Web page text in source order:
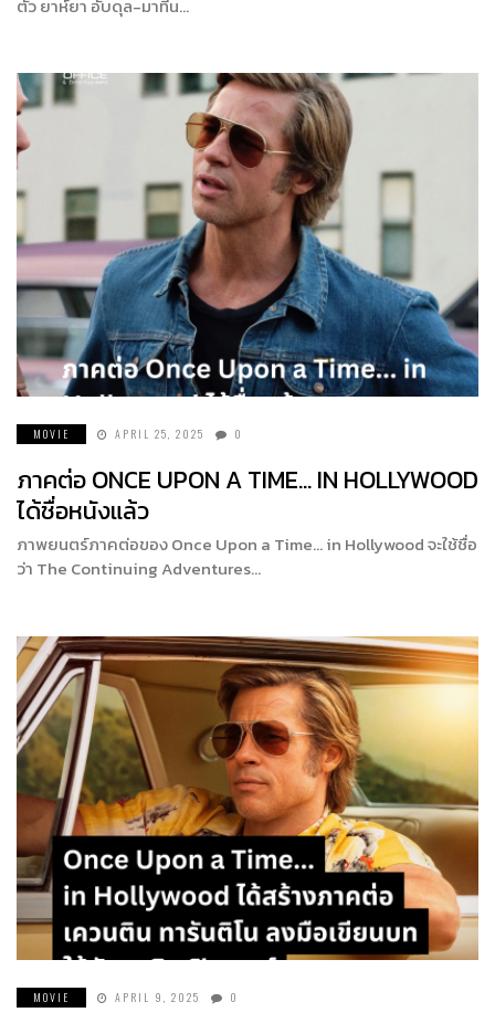
ตัว ยาห์ยา อับดุล-มาทีน…
MOVIE APRIL 25, 2025 0
ภาคต่อ ONCE UPON A TIME… IN HOLLYWOOD
ได้ชื่อหนังแล้ว
ภาพยนตร์ภาคต่อของ Once Upon a Time… in Hollywood จะใช้ชื่อ
ว่า The Continuing Adventures…
MOVIE APRIL 9, 2025 0